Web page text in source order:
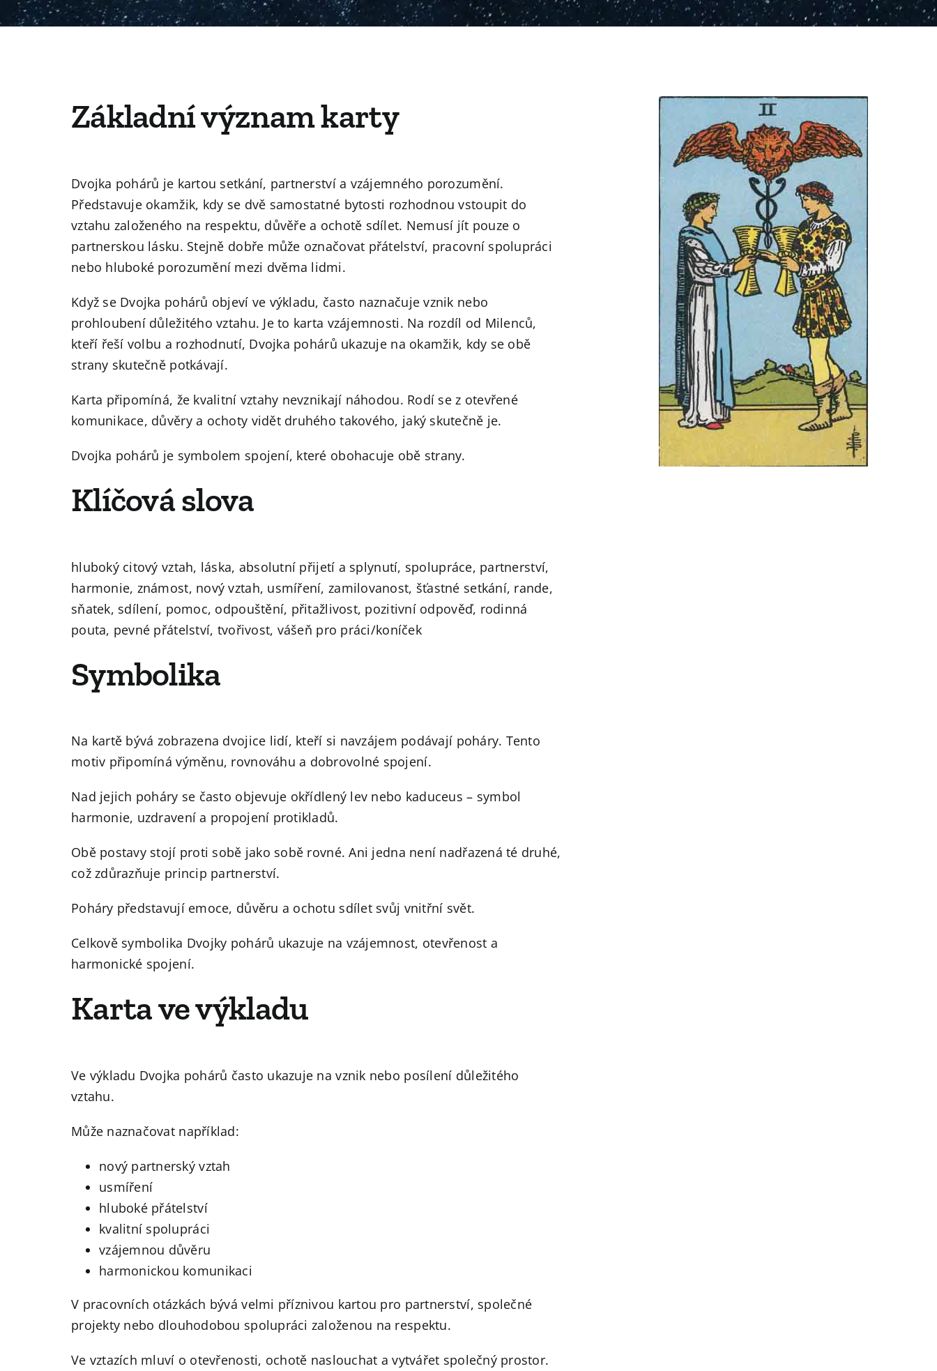
Základní význam karty
Dvojka pohárů je kartou setkání, partnerství a vzájemného porozumění.
Představuje okamžik, kdy se dvě samostatné bytosti rozhodnou vstoupit do
vztahu založeného na respektu, důvěře a ochotě sdílet. Nemusí jít pouze o
partnerskou lásku. Stejně dobře může označovat přátelství, pracovní spolupráci
nebo hluboké porozumění mezi dvěma lidmi.
Když se Dvojka pohárů objeví ve výkladu, často naznačuje vznik nebo
prohloubení důležitého vztahu. Je to karta vzájemnosti. Na rozdíl od Milenců,
kteří řeší volbu a rozhodnutí, Dvojka pohárů ukazuje na okamžik, kdy se obě
strany skutečně potkávají.
Karta připomíná, že kvalitní vztahy nevznikají náhodou. Rodí se z otevřené
komunikace, důvěry a ochoty vidět druhého takového, jaký skutečně je.
Dvojka pohárů je symbolem spojení, které obohacuje obě strany.
Klíčová slova
hluboký citový vztah, láska, absolutní přijetí a splynutí, spolupráce, partnerství,
harmonie, známost, nový vztah, usmíření, zamilovanost, šťastné setkání, rande,
sňatek, sdílení, pomoc, odpouštění, přitažlivost, pozitivní odpověď, rodinná
pouta, pevné přátelství, tvořivost, vášeň pro práci/koníček
Symbolika
Na kartě bývá zobrazena dvojice lidí, kteří si navzájem podávají poháry. Tento
motiv připomíná výměnu, rovnováhu a dobrovolné spojení.
Nad jejich poháry se často objevuje okřídlený lev nebo kaduceus – symbol
harmonie, uzdravení a propojení protikladů.
Obě postavy stojí proti sobě jako sobě rovné. Ani jedna není nadřazená té druhé,
což zdůrazňuje princip partnerství.
Poháry představují emoce, důvěru a ochotu sdílet svůj vnitřní svět.
Celkově symbolika Dvojky pohárů ukazuje na vzájemnost, otevřenost a
harmonické spojení.
Karta ve výkladu
Ve výkladu Dvojka pohárů často ukazuje na vznik nebo posílení důležitého
vztahu.
Může naznačovat například:
nový partnerský vztah
usmíření
hluboké přátelství
kvalitní spolupráci
vzájemnou důvěru
harmonickou komunikaci
V pracovních otázkách bývá velmi příznivou kartou pro partnerství, společné
projekty nebo dlouhodobou spolupráci založenou na respektu.
Ve vztazích mluví o otevřenosti, ochotě naslouchat a vytvářet společný prostor.